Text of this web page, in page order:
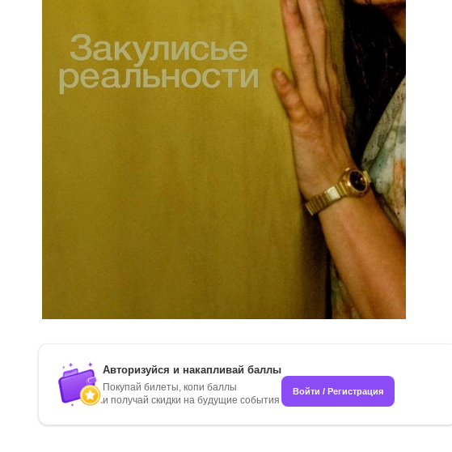
Авторизуйся и накапливай баллы
Покупай билеты, копи баллы
и получай скидки на будущие события
Войти / Регистрация